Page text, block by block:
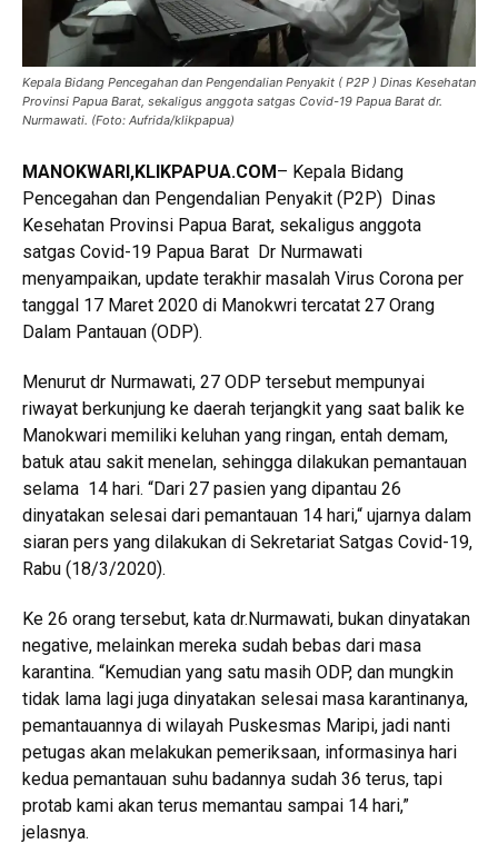
Kepala Bidang Pencegahan dan Pengendalian Penyakit ( P2P ) Dinas Kesehatan
Provinsi Papua Barat, sekaligus anggota satgas Covid-19 Papua Barat dr.
Nurmawati. (Foto: Aufrida/klikpapua)
MANOKWARI,KLIKPAPUA.COM– Kepala Bidang
Pencegahan dan Pengendalian Penyakit (P2P) Dinas
Kesehatan Provinsi Papua Barat, sekaligus anggota
satgas Covid-19 Papua Barat Dr Nurmawati
menyampaikan, update terakhir masalah Virus Corona per
tanggal 17 Maret 2020 di Manokwri tercatat 27 Orang
Dalam Pantauan (ODP).
Menurut dr Nurmawati, 27 ODP tersebut mempunyai
riwayat berkunjung ke daerah terjangkit yang saat balik ke
Manokwari memiliki keluhan yang ringan, entah demam,
batuk atau sakit menelan, sehingga dilakukan pemantauan
selama 14 hari. “Dari 27 pasien yang dipantau 26
dinyatakan selesai dari pemantauan 14 hari,“ ujarnya dalam
siaran pers yang dilakukan di Sekretariat Satgas Covid-19,
Rabu (18/3/2020).
Ke 26 orang tersebut, kata dr.Nurmawati, bukan dinyatakan
negative, melainkan mereka sudah bebas dari masa
karantina. “Kemudian yang satu masih ODP, dan mungkin
tidak lama lagi juga dinyatakan selesai masa karantinanya,
pemantauannya di wilayah Puskesmas Maripi, jadi nanti
petugas akan melakukan pemeriksaan, informasinya hari
kedua pemantauan suhu badannya sudah 36 terus, tapi
protab kami akan terus memantau sampai 14 hari,”
jelasnya.